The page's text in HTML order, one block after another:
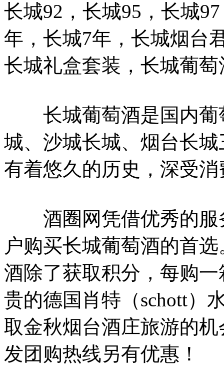
长城92，长城95，长城
年，长城7年，长城烟台
长城礼盒套装，长城葡
长城葡萄酒是国内葡
城、沙城长城、烟台长
有着悠久的历史，深受
酒圈网凭借优秀的服
户购买长城葡萄酒的首
酒除了获取积分，每购
贵的德国肖特（schott）
取金秋烟台酒庄旅游的
发团购热线另有优惠！